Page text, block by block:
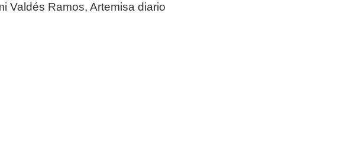
Valdés Ramos, Artemisa diario